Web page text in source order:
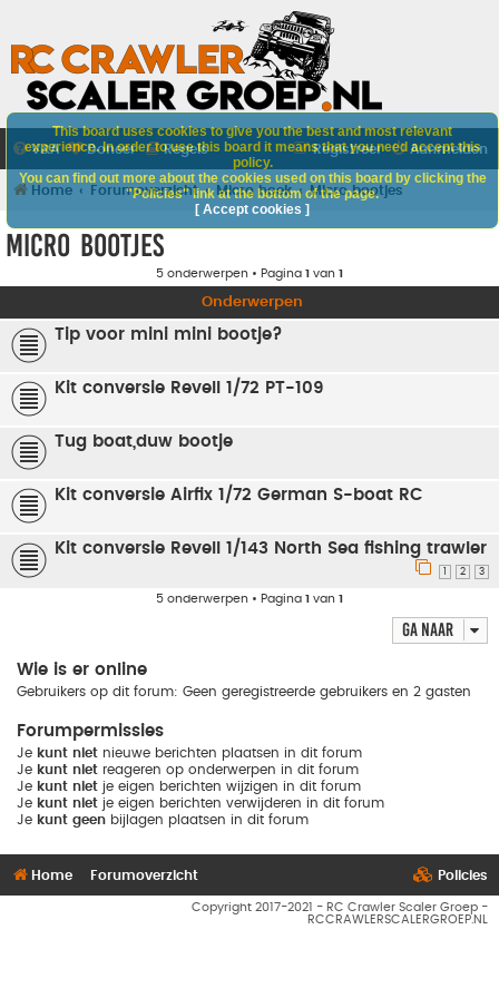
V&A Doneer Regels Aanmelden
Registreer
Home Forumoverzicht Micro hoek Micro bootjes
Micro bootjes
5 onderwerpen • Pagina 1 van 1
Onderwerpen
Tip voor mini mini bootje?
Kit conversie Revell 1/72 PT-109
Tug boat,duw bootje
Kit conversie Airfix 1/72 German S-boat RC
Kit conversie Revell 1/143 North Sea fishing trawler
2 3
5 onderwerpen • Pagina 1 van 1
Ga naar
Wie is er online
Gebruikers op dit forum: Geen geregistreerde gebruikers en 2 gasten
Forumpermissies
Je kunt niet nieuwe berichten plaatsen in dit forum
Je kunt niet reageren op onderwerpen in dit forum
Je kunt niet je eigen berichten wijzigen in dit forum
Je kunt niet je eigen berichten verwijderen in dit forum
Je kunt geen bijlagen plaatsen in dit forum
This board uses cookies to give you the best and most relevant
experience. In order to use this board it means that you need accept this
policy.
You can find out more about the cookies used on this board by clicking the
"Policies" link at the bottom of the page.
[ Accept cookies ]
Home Forumoverzicht Policies
Copyright 2017-2021 - RC Crawler Scaler Groep -
RCCRAWLERSCALERGROEP.NL